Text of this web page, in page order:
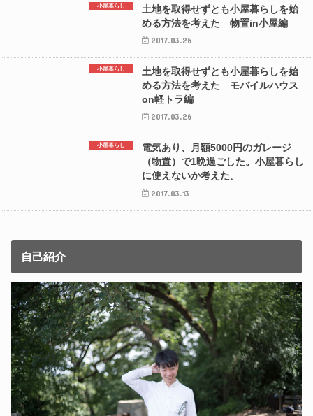
小屋暮らし
土地を取得せずとも小屋暮らしを始
める方法を考えた 物置in小屋編
2017.03.26
小屋暮らし
土地を取得せずとも小屋暮らしを始
める方法を考えた モバイルハウス
on軽トラ編
2017.03.26
小屋暮らし
電気あり、月額5000円のガレージ
（物置）で1晩過ごした。小屋暮らし
に使えないか考えた。
2017.03.13
自己紹介